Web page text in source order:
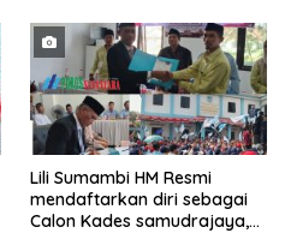
Lili Sumambi HM Resmi
mendaftarkan diri sebagai
Calon Kades samudrajaya,